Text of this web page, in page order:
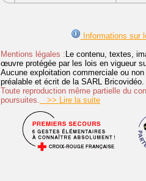
Informations sur
Mentions légales : Le contenu, textes,
œuvre protégée par les lois en vigueur
Aucune exploitation commerciale ou
préalable et écrit de la SARL Bricovidéo.
Toute reproduction même partielle du
poursuites. >> Lire la suite